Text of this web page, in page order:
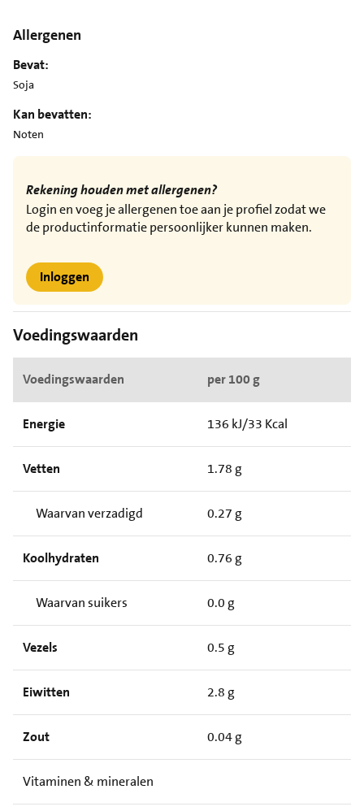
Allergenen
Bevat:
Soja
Kan bevatten:
Noten
Rekening houden met allergenen?
Login en voeg je allergenen toe aan je profiel zodat we
de productinformatie persoonlijker kunnen maken.
Inloggen
Voedingswaarden
Voedingswaarden per 100 g
Energie 136 kJ/33 Kcal
Vetten 1.78 g
Waarvan verzadigd 0.27 g
Koolhydraten 0.76 g
Waarvan suikers 0.0 g
Vezels 0.5 g
Eiwitten 2.8 g
Zout 0.04 g
Vitaminen & mineralen